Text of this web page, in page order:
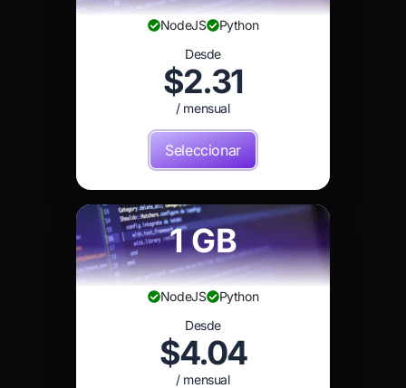
NodeJS
Python
Desde
$2.31
/ mensual
Seleccionar
1 GB
NodeJS
Python
Desde
$4.04
/ mensual